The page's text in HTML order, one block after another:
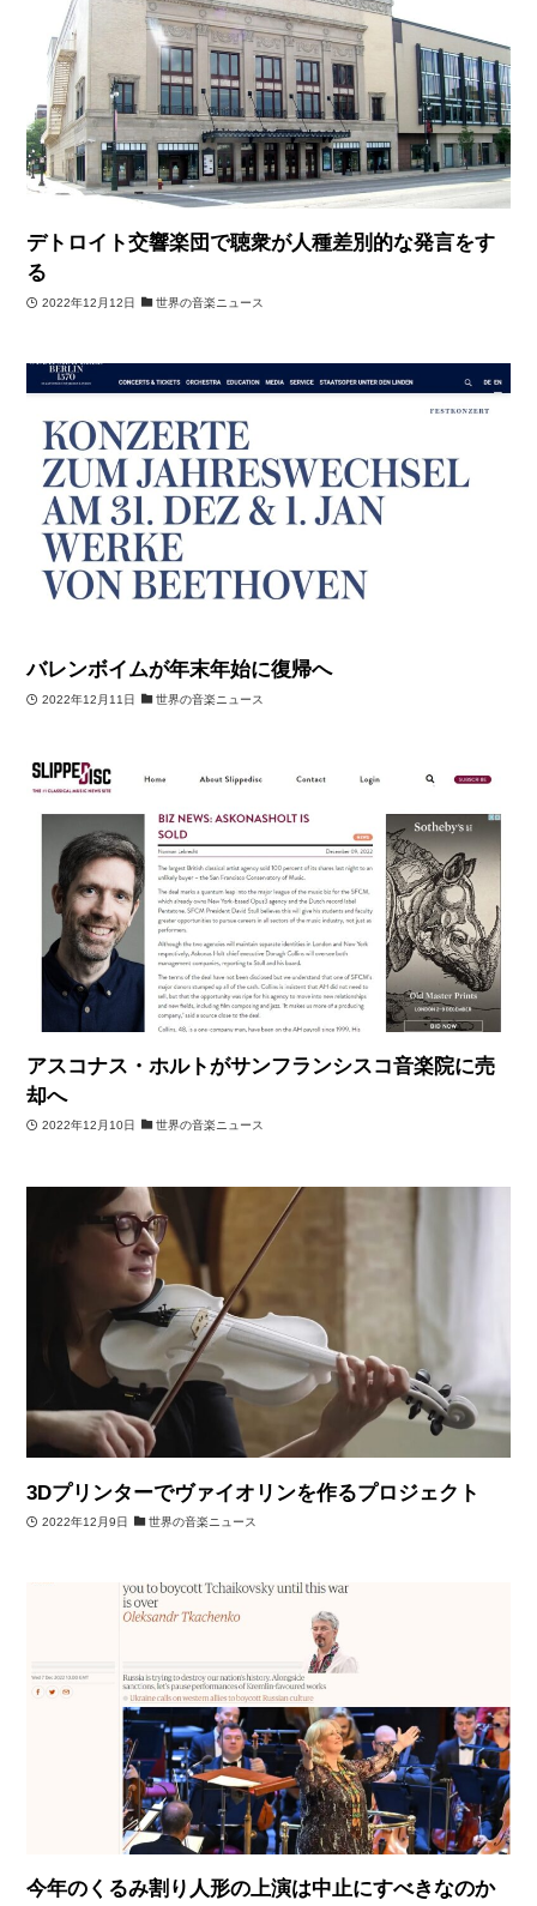
デトロイト交響楽団で聴衆が人種差別的な発言をす
る
2022年12月12日 世界の音楽ニュース
バレンボイムが年末年始に復帰へ
2022年12月11日 世界の音楽ニュース
アスコナス・ホルトがサンフランシスコ音楽院に売
却へ
2022年12月10日 世界の音楽ニュース
3Dプリンターでヴァイオリンを作るプロジェクト
2022年12月9日 世界の音楽ニュース
今年のくるみ割り人形の上演は中止にすべきなのか